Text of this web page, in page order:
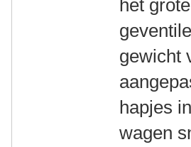
het
gewicht
hapjes
wagen